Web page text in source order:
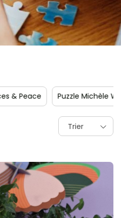
Puzzle Michèle Wilson Piece
Trier